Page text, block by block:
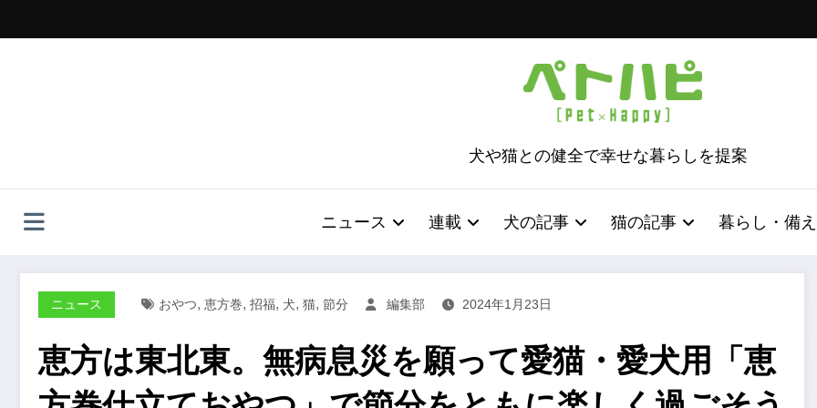
ッ
犬や猫との健全で幸せな暮らしを提案
ニュース 連載 犬の記事 猫の記事 暮らし・備え
ニュース おやつ, 恵方巻, 招福, 犬, 猫, 節分 編集部 2024年1月23日
恵方は東北東。無病息災を願って愛猫・愛犬用「恵